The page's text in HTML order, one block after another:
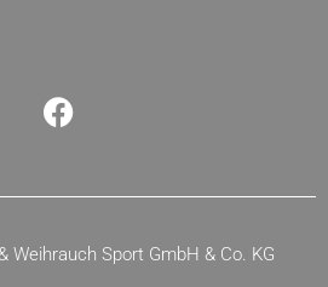
Weihrauch Sport GmbH & Co. KG